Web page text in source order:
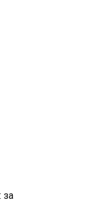
за